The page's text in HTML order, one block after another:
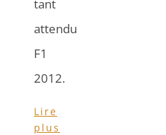
tant
attendu
F1
2012.
Lire
plus